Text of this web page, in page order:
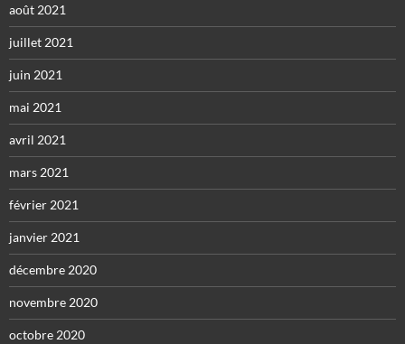
août 2021
juillet 2021
juin 2021
mai 2021
avril 2021
mars 2021
février 2021
janvier 2021
décembre 2020
novembre 2020
octobre 2020